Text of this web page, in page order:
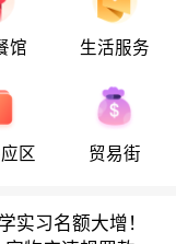
馆 生活服务
区 贸易街
实习名额大增！
动！
物店违规罚款出